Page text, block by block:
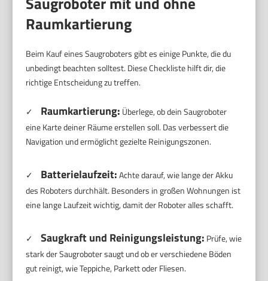
Raumkartierung
Beim Kauf eines Saugroboters gibt es einige Punkte, die du
unbedingt beachten solltest. Diese Checkliste hilft dir, die
richtige Entscheidung zu treffen.
✓ Raumkartierung: Überlege, ob dein Saugroboter
eine Karte deiner Räume erstellen soll. Das verbessert die
Navigation und ermöglicht gezielte Reinigungszonen.
✓ Batterielaufzeit:Achte darauf, wie lange der Akku
des Roboters durchhält. Besonders in großen Wohnungen ist
eine lange Laufzeit wichtig, damit der Roboter alles schafft.
✓ Saugkraft und Reinigungsleistung: Prüfe, wie
stark der Saugroboter saugt und ob er verschiedene Böden
gut reinigt, wie Teppiche, Parkett oder Fliesen.